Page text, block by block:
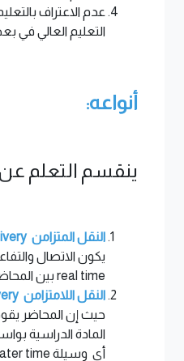
عدم الاعتراف
التعليم العالي في
أنواعه:
ينقسم التعلم
النقل المتزامن synchronous delivery:
يكون الاتصال
real time بين المحاضر والطالب.
النقل اللامتزامن asynchronous delivery:
حيث إن المحاضر
المادة الدراسية